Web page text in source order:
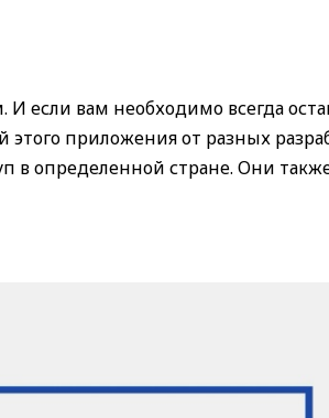
если вам необходимо всегда
приложения от разных
в определенной стране. Они